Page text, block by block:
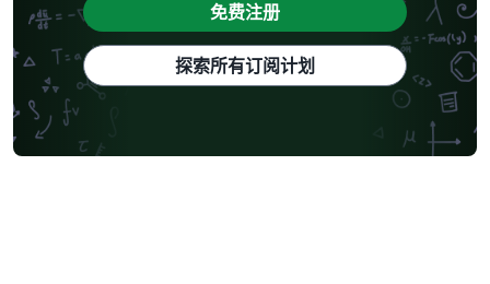
免费注册
探索所有订阅计划